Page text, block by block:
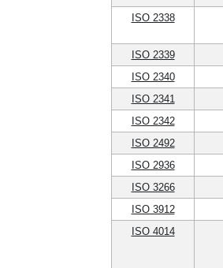
ISO 2338
ISO 2339
ISO 2340
ISO 2341
ISO 2342
ISO 2492
ISO 2936
ISO 3266
ISO 3912
ISO 4014